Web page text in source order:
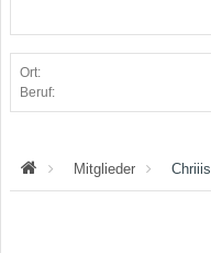
Ort:
Beruf:
Mitglieder Chriiis